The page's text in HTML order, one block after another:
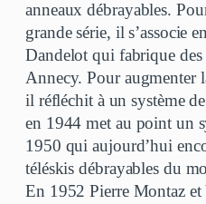
anneaux débrayables.
grande série, il s’associe
Dandelot qui fabrique des
Annecy. Pour augmenter
il réfléchit à un système
en 1944 met au point un
1950 qui aujourd’hui
téléskis débrayables du
En 1952 Pierre Montaz